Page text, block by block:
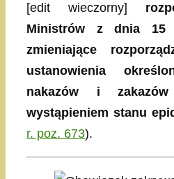
[edit wieczorny]
Ministrów z dnia 15
zmieniające
ustanowienia
nakazów i
wystąpieniem stanu
r. poz. 673).